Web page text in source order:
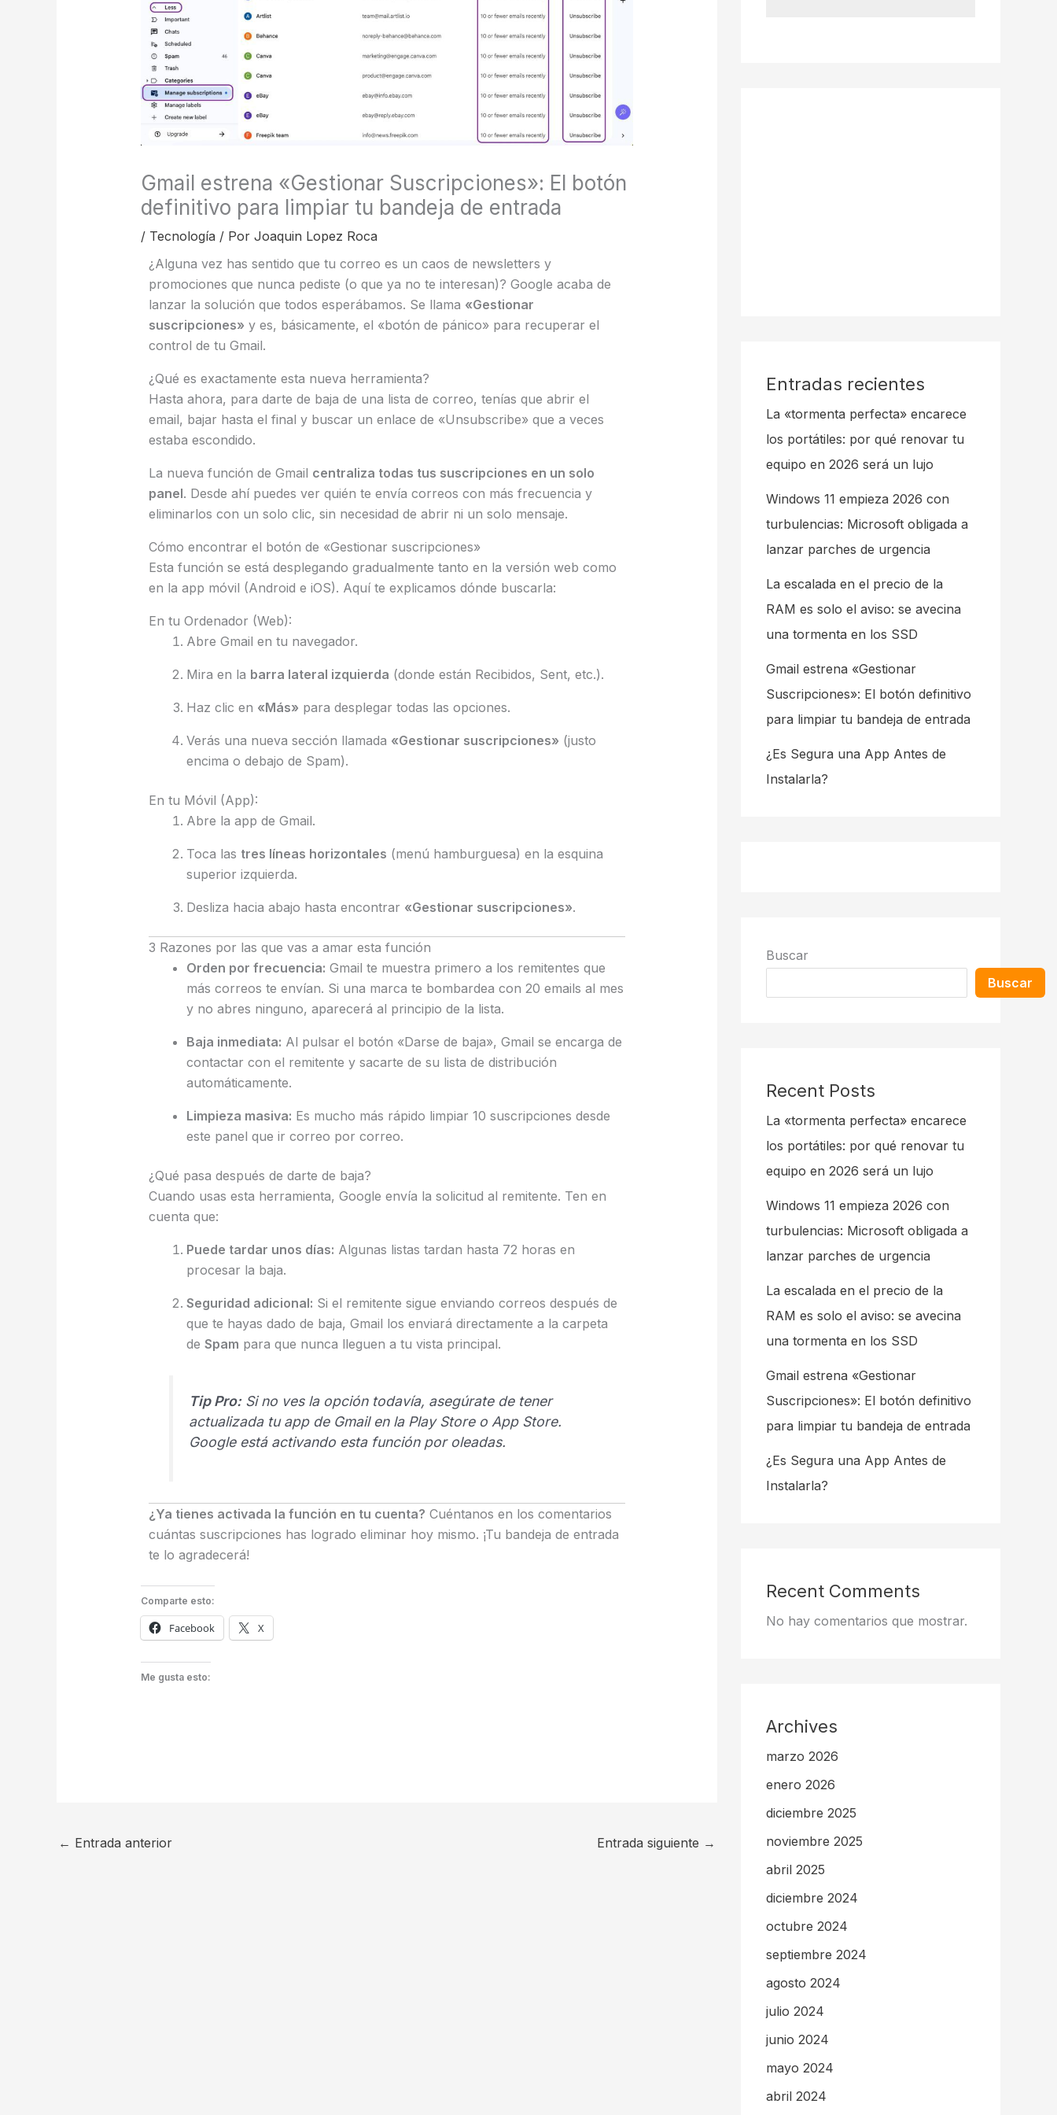
Gmail estrena «Gestionar Suscripciones»: El botón
definitivo para limpiar tu bandeja de entrada
/ Tecnología / Por Joaquin Lopez Roca
¿Alguna vez has sentido que tu correo es un caos de newsletters y
promociones que nunca pediste (o que ya no te interesan)? Google acaba de
lanzar la solución que todos esperábamos. Se llama «Gestionar
suscripciones» y es, básicamente, el «botón de pánico» para recuperar el
control de tu Gmail.
¿Qué es exactamente esta nueva herramienta?
Hasta ahora, para darte de baja de una lista de correo, tenías que abrir el
email, bajar hasta el final y buscar un enlace de «Unsubscribe» que a veces
estaba escondido.
La nueva función de Gmail centraliza todas tus suscripciones en un solo
panel. Desde ahí puedes ver quién te envía correos con más frecuencia y
eliminarlos con un solo clic, sin necesidad de abrir ni un solo mensaje.
Cómo encontrar el botón de «Gestionar suscripciones»
Esta función se está desplegando gradualmente tanto en la versión web como
en la app móvil (Android e iOS). Aquí te explicamos dónde buscarla:
En tu Ordenador (Web):
Abre Gmail en tu navegador.
Mira en la barra lateral izquierda (donde están Recibidos, Sent, etc.).
Haz clic en «Más» para desplegar todas las opciones.
Verás una nueva sección llamada «Gestionar suscripciones» (justo
encima o debajo de Spam).
En tu Móvil (App):
Abre la app de Gmail.
Toca las tres líneas horizontales (menú hamburguesa) en la esquina
superior izquierda.
Desliza hacia abajo hasta encontrar «Gestionar suscripciones».
3 Razones por las que vas a amar esta función
Orden por frecuencia: Gmail te muestra primero a los remitentes que
más correos te envían. Si una marca te bombardea con 20 emails al mes
y no abres ninguno, aparecerá al principio de la lista.
Baja inmediata: Al pulsar el botón «Darse de baja», Gmail se encarga de
contactar con el remitente y sacarte de su lista de distribución
automáticamente.
Limpieza masiva: Es mucho más rápido limpiar 10 suscripciones desde
este panel que ir correo por correo.
¿Qué pasa después de darte de baja?
Cuando usas esta herramienta, Google envía la solicitud al remitente. Ten en
cuenta que:
Puede tardar unos días: Algunas listas tardan hasta 72 horas en
procesar la baja.
Seguridad adicional: Si el remitente sigue enviando correos después de
que te hayas dado de baja, Gmail los enviará directamente a la carpeta
de Spam para que nunca lleguen a tu vista principal.
Tip Pro: Si no ves la opción todavía, asegúrate de tener
actualizada tu app de Gmail en la Play Store o App Store.
Google está activando esta función por oleadas.
¿Ya tienes activada la función en tu cuenta? Cuéntanos en los comentarios
cuántas suscripciones has logrado eliminar hoy mismo. ¡Tu bandeja de entrada
te lo agradecerá!
Comparte esto:
Facebook X
Me gusta esto:
← Entrada anterior Entrada siguiente →
Entradas recientes
La «tormenta perfecta» encarece
los portátiles: por qué renovar tu
equipo en 2026 será un lujo
Windows 11 empieza 2026 con
turbulencias: Microsoft obligada a
lanzar parches de urgencia
La escalada en el precio de la
RAM es solo el aviso: se avecina
una tormenta en los SSD
Gmail estrena «Gestionar
Suscripciones»: El botón definitivo
para limpiar tu bandeja de entrada
¿Es Segura una App Antes de
Instalarla?
Buscar
Buscar
Recent Posts
La «tormenta perfecta» encarece
los portátiles: por qué renovar tu
equipo en 2026 será un lujo
Windows 11 empieza 2026 con
turbulencias: Microsoft obligada a
lanzar parches de urgencia
La escalada en el precio de la
RAM es solo el aviso: se avecina
una tormenta en los SSD
Gmail estrena «Gestionar
Suscripciones»: El botón definitivo
para limpiar tu bandeja de entrada
¿Es Segura una App Antes de
Instalarla?
Recent Comments
No hay comentarios que mostrar.
Archives
marzo 2026
enero 2026
diciembre 2025
noviembre 2025
abril 2025
diciembre 2024
octubre 2024
septiembre 2024
agosto 2024
julio 2024
junio 2024
mayo 2024
abril 2024